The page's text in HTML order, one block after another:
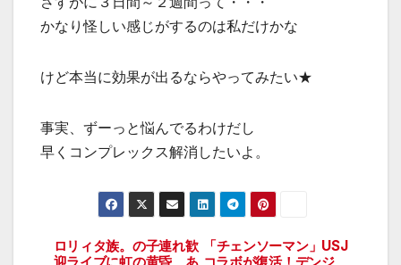
かなり怪しい感じがするのは私だけかな
けど本当に効果が出るならやってみたい★
事実、ずーっと悩んでるわけだし
早くコンプレックス解消したいよ。
投
「チェンソーマン」USJ
ロリィタ族。の子連れ歓